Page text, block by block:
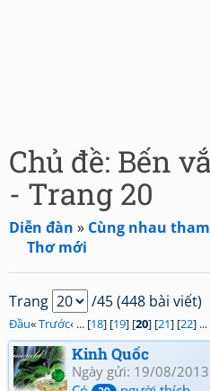
Chủ đề: Bến
- Trang 20
Diễn đàn » Cùng nhau
Thơ mới
Trang /45 (448 bài viết)
Đầu«Trước‹ ... [18] [19] [20] [21] [22] ...
Kinh Quốc
Ngày gửi: 19/08/